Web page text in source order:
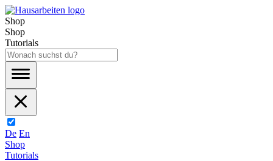
Shop
Shop
Tutorials
De En
Shop
Tutorials